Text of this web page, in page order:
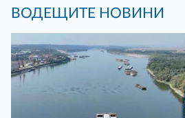
ВОДЕЩИТЕ НОВИНИ